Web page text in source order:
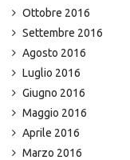
Ottobre 2016
Settembre 2016
Agosto 2016
Luglio 2016
Giugno 2016
Maggio 2016
Aprile 2016
Marzo 2016